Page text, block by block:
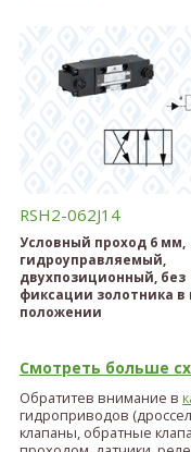
RSH2-062J14
Условный проход 6 мм,
гидроуправляемый,
двухпозиционный, без
фиксации золотника в
положении
Смотреть больше
Обратитев внимание в
гидроприводов
клапаны, обратные